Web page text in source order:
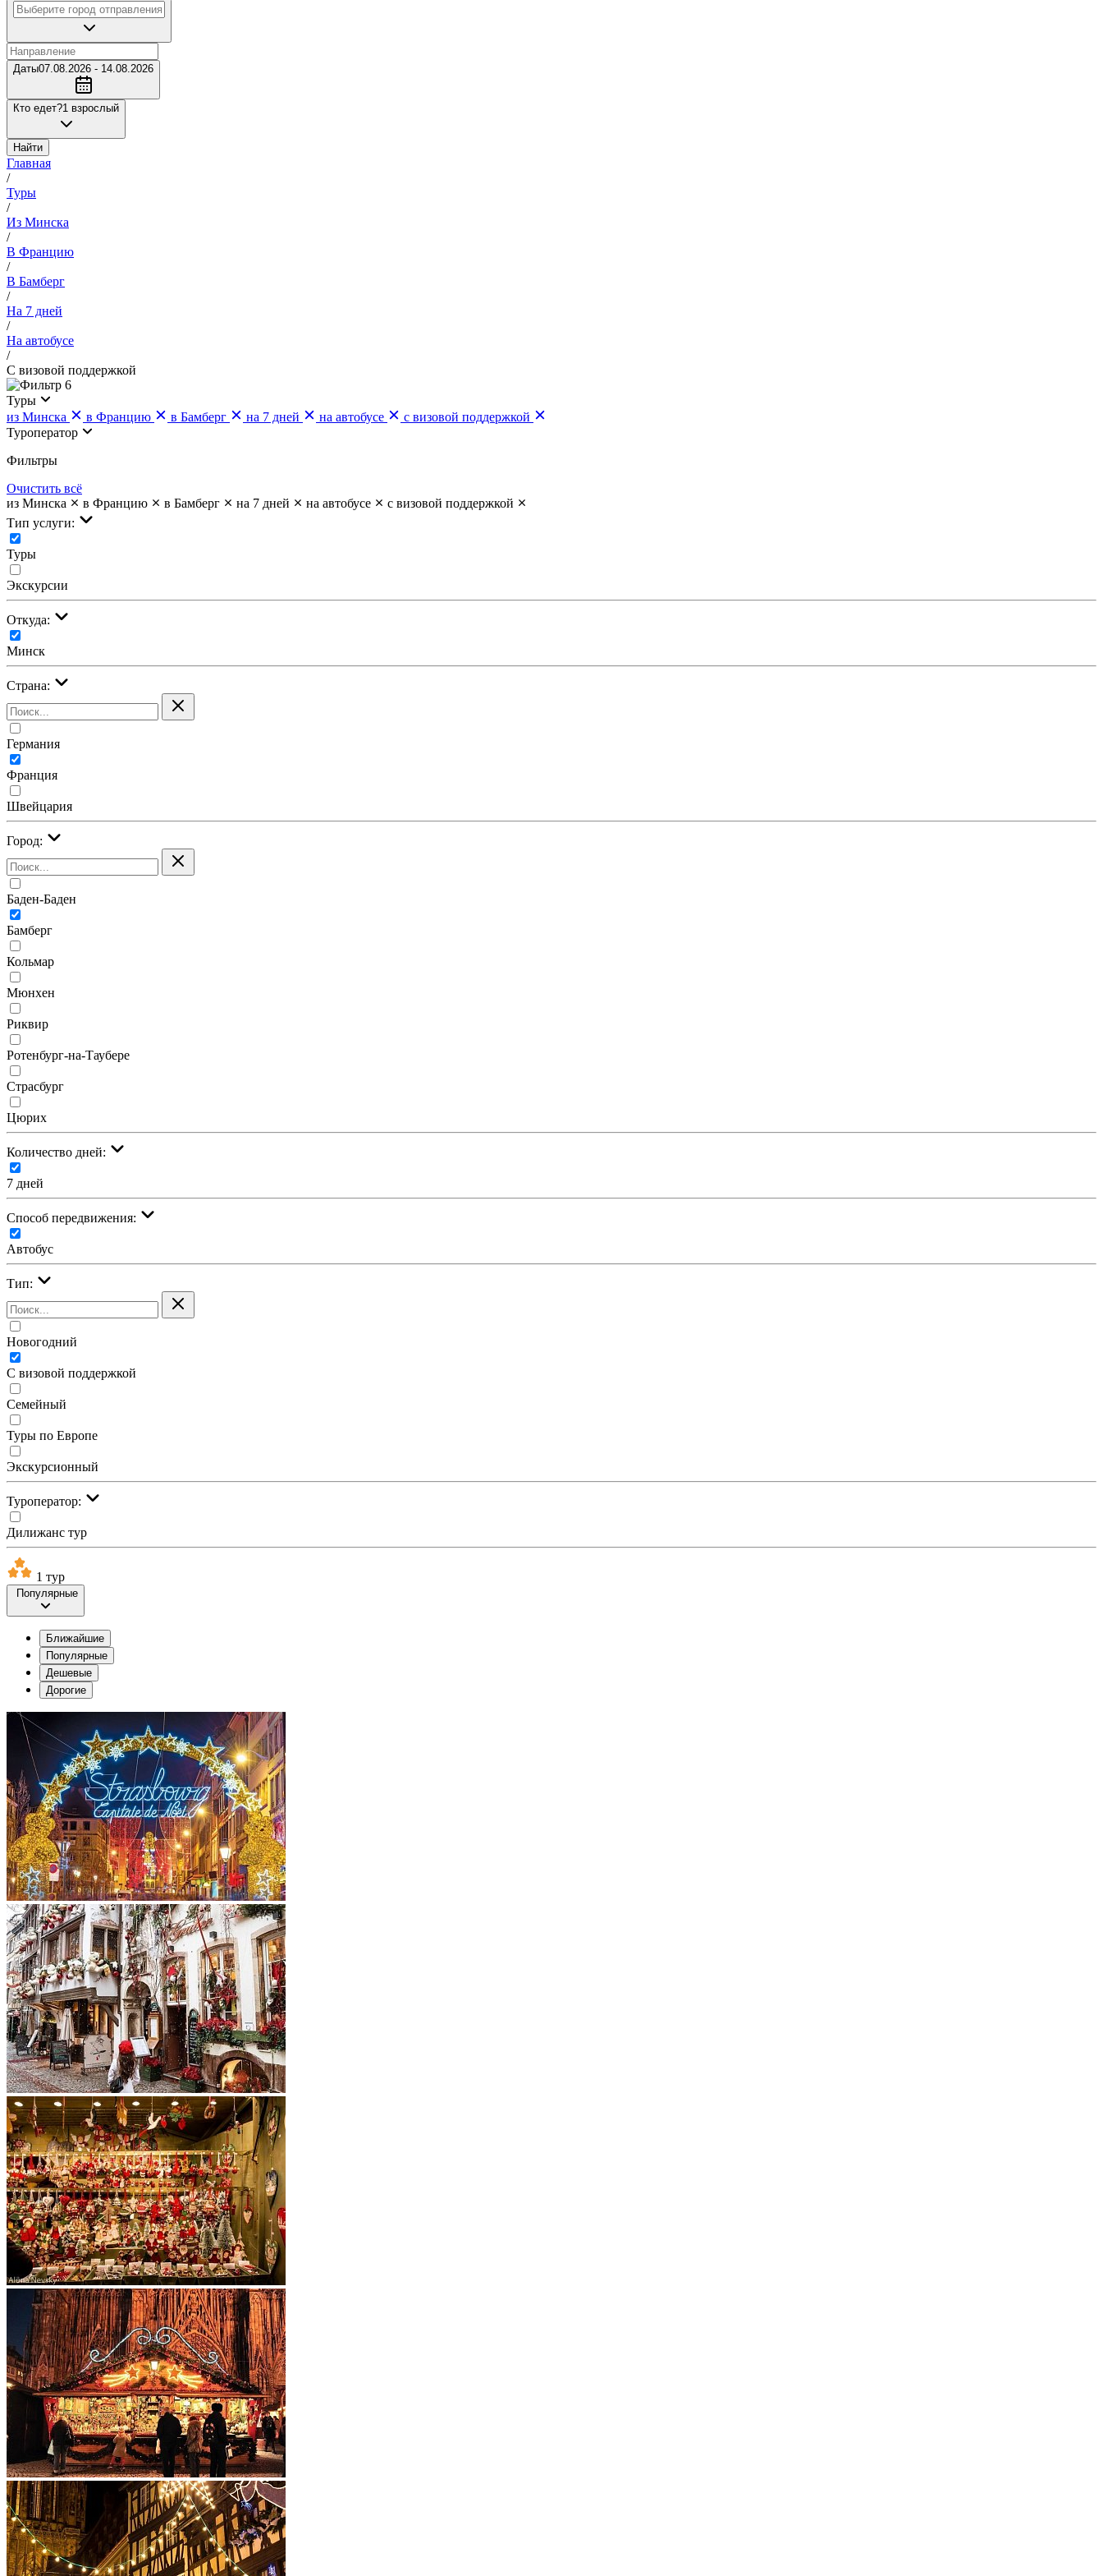
Даты07.08.2026 - 14.08.2026
Кто едет?1 взрослый
Найти
Главная
/
Туры
/
Из Минска
/
В Францию
/
В Бамберг
/
На 7 дней
/
На автобусе
/
С визовой поддержкой
6
Туры
из Минска
в Францию в Бамберг на 7 дней на автобусе
с визовой поддержкой
Туроператор
Фильтры
Очистить всё
из Минска
в Францию в Бамберг на 7 дней на автобусе
с визовой поддержкой
Тип услуги:
Туры
Экскурсии
Откуда:
Минск
Страна:
Германия
Франция
Швейцария
Город:
Баден-Баден
Бамберг
Кольмар
Мюнхен
Риквир
Ротенбург-на-Таубере
Страсбург
Цюрих
Количество дней:
7 дней
Cпособ передвижения:
Автобус
Тип:
Новогодний
С визовой поддержкой
Семейный
Туры по Европе
Экскурсионный
Туроператор:
Дилижанс тур
1 тур
Популярные
Ближайшие
Популярные
Дешевые
Дорогие